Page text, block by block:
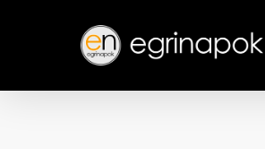
content